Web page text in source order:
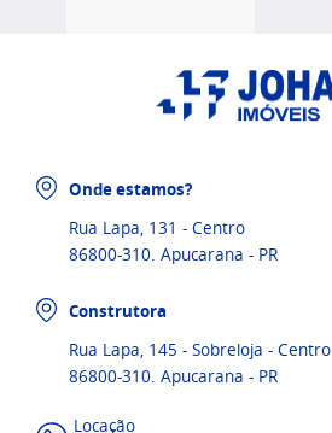
Onde estamos?
Rua Lapa, 131 - Centro
86800-310. Apucarana - PR
Construtora
Rua Lapa, 145 - Sobreloja - Centro
86800-310. Apucarana - PR
Locação